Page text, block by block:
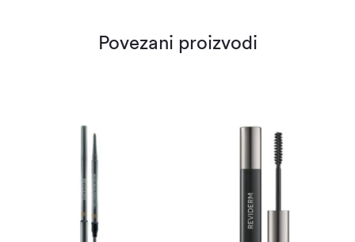
Povezani proizvodi